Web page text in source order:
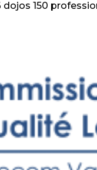
150